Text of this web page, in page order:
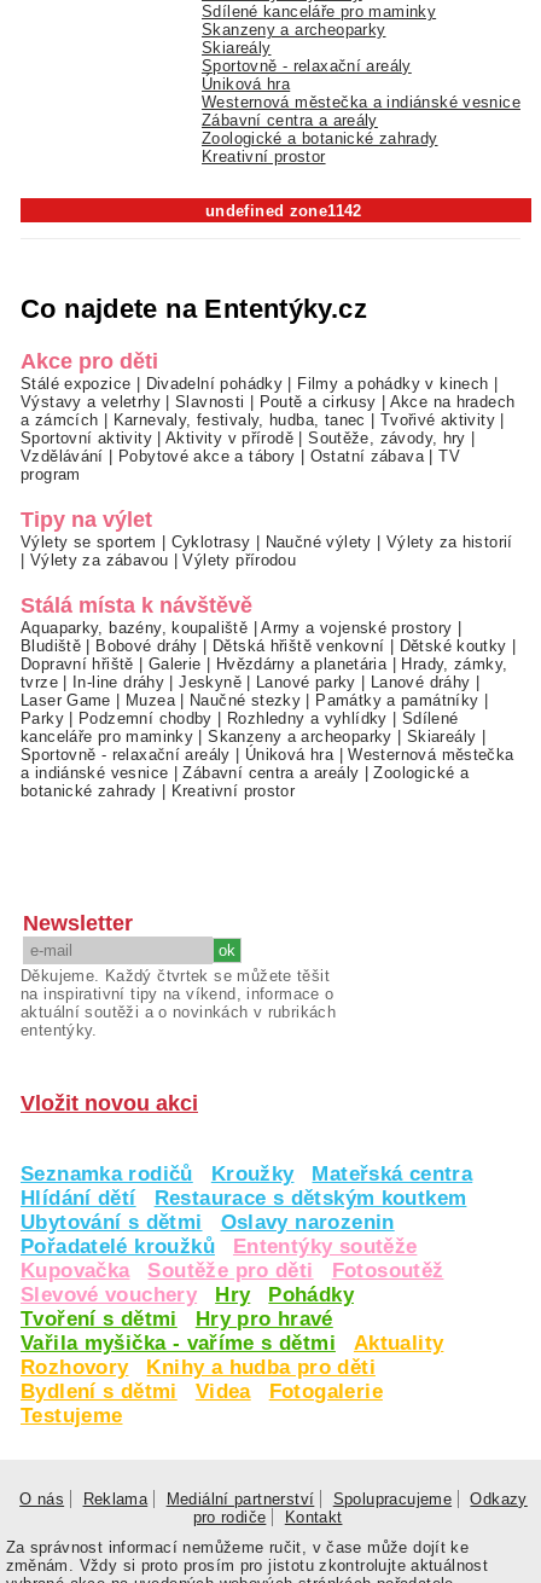
Sdílené kanceláře pro maminky
Skanzeny a archeoparky
Skiareály
Sportovně - relaxační areály
Úniková hra
Westernová městečka a indiánské vesnice
Zábavní centra a areály
Zoologické a botanické zahrady
Kreativní prostor
undefined zone1142
Co najdete na Ententýky.cz
Akce pro děti
Stálé expozice Divadelní pohádky Filmy a pohádky v kinech
Výstavy a veletrhy|Slavnosti Poutě a cirkusy
Akce na hradech
a zámcích
Karnevaly, festivaly, hudba, tanec Tvořivé aktivity
Sportovní aktivity|Aktivity v přírodě |Soutěže, závody, hry
Vzdělávání
Pobytové akce a tábory Ostatní zábava|TV
program
Tipy na výlet
Výlety se sportem Cyklotrasy Naučné výlety
Výlety za historií
Výlety za zábavou |Výlety přírodou
Stálá místa k návštěvě
Aquaparky, bazény, koupaliště |Army a vojenské prostory
Bludiště
Bobové dráhy Dětská hřiště venkovní Dětské koutky
Dopravní hřiště
Galerie Hvězdárny a planetária|
Hrady, zámky,
tvrze| In-line dráhy |Jeskyně| Lanové parky Lanové dráhy
Laser Game
Muzea| Naučné stezky Památky a památníky
Parky| Podzemní chodby Rozhledny a vyhlídky
Sdílené
kanceláře pro maminky |Skanzeny a archeoparky Skiareály
Sportovně - relaxační areály
Úniková hra|Westernová městečka
a indiánské vesnice |Zábavní centra a areály |Zoologické a
botanické zahrady
Kreativní prostor
Newsletter
Děkujeme. Každý čtvrtek se můžete těšit
na inspirativní tipy na víkend, informace o
aktuální soutěži a o novinkách v rubrikách
ententýky.
Vložit novou akci
Seznamka rodičů Kroužky
Mateřská centra
Hlídání dětí
Restaurace s dětským koutkem
Ubytování s dětmi
Oslavy narozenin
Pořadatelé kroužků
Ententýky soutěže
Kupovačka
Soutěže pro děti
Fotosoutěž
Slevové vouchery
Hry
Pohádky
Tvoření s dětmi
Hry pro hravé
Vařila myšička - vaříme s dětmi
Aktuality
Rozhovory
Knihy a hudba pro děti
Bydlení s dětmi
Videa
Fotogalerie
Testujeme
O nás Reklama Mediální partnerství Spolupracujeme
Odkazy
pro rodiče
Kontakt
Za správnost informací nemůžeme ručit, v čase může dojít ke
změnám. Vždy si proto prosím pro jistotu zkontrolujte aktuálnost